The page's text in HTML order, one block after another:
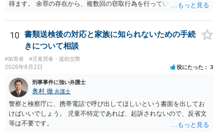
得ます。 余罪の存在から、複数回の窃取行為を行っていたことも悪質
ると思われます。 他方、余罪を含めた全額を弁済していることは、被
害者の経済的損害の回復として有利に斟酌されます。 また、前科前歴
を有しないことも、規範意識が鈍磨しきっているとまでは言えず、有
利な点です。 その他、家族の監督等の情状証拠を適切に提出すること
で、私見ですが、執行猶予判決を視野に入れることが可能な事案と思
われます。 上記、一つの意見として参考ください。
10
書類送検後の対応と家族に知られないための手続
きについて相談
#加害者 #児童買春・援助交際
2026年8月2日 役にたった 3
刑事事件に強い弁護士
奥村 徹 弁護士
警察と検察庁に、携帯電話で呼び出してほしいという書面を出してお
けばいいでしょう。 児童不特定であれば、起訴されないので、反省文
等は不要です。